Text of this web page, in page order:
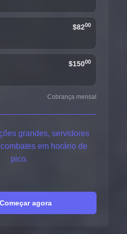
$8200
$15000
Cobrança mensal
grandes, servidores
em horário de
pico.
Começar agora